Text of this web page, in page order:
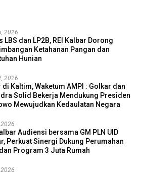
2026
LBS dan LP2B, REI Kalbar Dorong
Ketahanan Pangan dan
Hunian
2026
di Kaltim, Waketum AMPI : Golkar dan
Solid Bekerja Mendukung Presiden
Mewujudkan Kedaulatan Negara
Audiensi bersama GM PLN UID
Perkuat Sinergi Dukung Perumahan
Program 3 Juta Rumah